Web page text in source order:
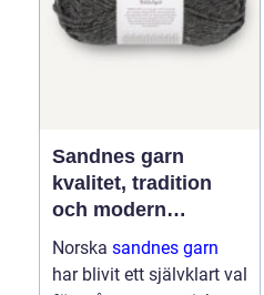
Samtidigt pågår en
snabb om...
Sandnes garn
kvalitet, tradition
och modern
stickglädje
Norska sandnes garn
har blivit ett självklart val